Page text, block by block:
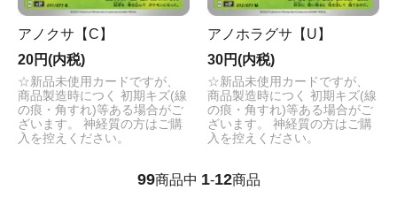
アノクサ【C】
20円(内税)
☆新品未使用カードですが、
商品製造時につく 初期キズ(線
の痕・角すれ)等ある場合がご
ざいます。 神経質の方はご購
入を控えください。
アノホラグサ【U】
30円(内税)
☆新品未使用カードですが、
商品製造時につく 初期キズ(線
の痕・角すれ)等ある場合がご
ざいます。 神経質の方はご購
入を控えください。
99商品中 1-12商品